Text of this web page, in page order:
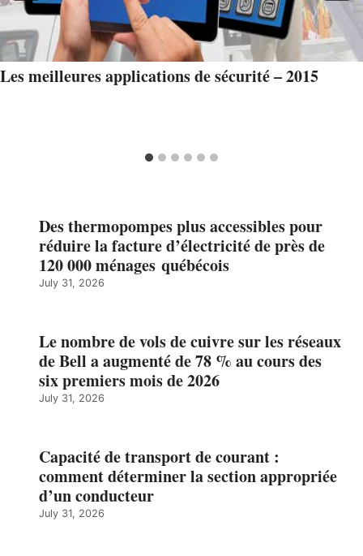
Les meilleures applications de sécurité – 2015
Des thermopompes plus accessibles pour
réduire la facture d’électricité de près de
120 000 ménages québécois
July 31, 2026
Le nombre de vols de cuivre sur les réseaux
de Bell a augmenté de 78 % au cours des
six premiers mois de 2026
July 31, 2026
Capacité de transport de courant :
comment déterminer la section appropriée
d’un conducteur
July 31, 2026